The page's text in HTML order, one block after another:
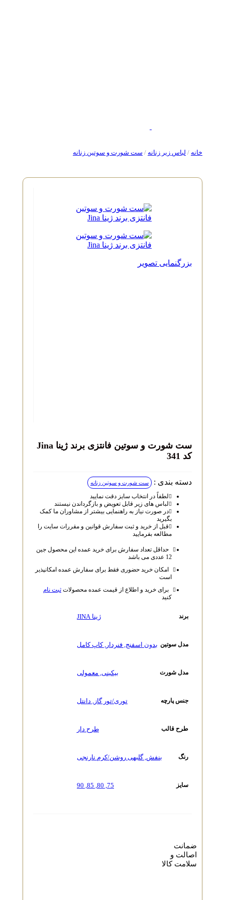
لباس زیر زنانه / ست شورت و سوتین زنانه
بزرگنمایی تصویر
ست شورت و سوتین فانتزی برند ژینا Jina
دسته بندی : ست شورت و سوتین زنانه
لطفاً در انتخاب سایز دقت نمایید
لباس‌ های زیر قابل تعویض و بازگرداندن نیستند
در صورت نیاز به راهنمایی بیشتر از مشاوران ما کمک
قبل از خرید و ثبت سفارش قوانین و مقررات سایت را
مطالعه بفرمایید
حداقل تعداد سفارش برای خرید عمده این محصول جین
امکان خرید حضوری فقط برای سفارش عمده امکانپذیر
برای خرید و اطلاع از قیمت عمده محصولاتثبت نام
مدل سوتین بدون اسفنج,فنردار,کاپ کامل
مدل شورت بیکینی,معمولی
جنس پارچه توری/تور گاز,دانتل
طرح قالب طرح دار
,گلبهی روشن/کرم نارنجی
80
,
85
,
90
ضمانت
اصالت و
سلامت کالا